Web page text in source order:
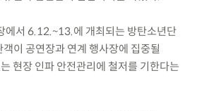
에서 6.12.~13.에 개최되는 방탄소년단
이 공연장과 연계 행사장에 집중될
현장 인파 안전관리에 철저를 기한다는